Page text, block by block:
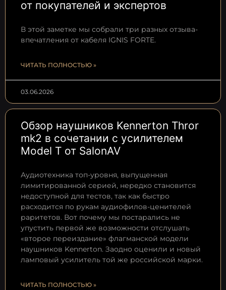
от покупателей и экспертов
В этой заметке мы собрали три разных отзыва-
впечатления от кабеля IGNIS FORTE.
ЧИТАТЬ ПОЛНОСТЬЮ »
03.06.2026
Обзор наушников Kennerton Thror
mk2 в сочетании с усилителем
Model T от SalonAV
Аудиотехника топ-уровня, выпущенная
лимитированной серией, нередко становится
недоступной для тестов, так как быстро
расходится по рукам аудиофилов-ценителей
раритетов. Вот почему мы постарались не
упустить первой же возможности отслушать
«второе переиздание» флагманской модели
наушников Kennerton. Заодно оценили и новый
ламповый усилитель той же российской марки.
ЧИТАТЬ ПОЛНОСТЬЮ »